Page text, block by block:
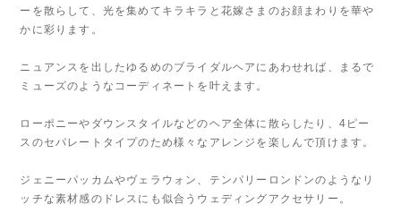
ーを散らして、光を集めてキラキラと花嫁さまのお顔まわりを華や
かに彩ります。
ニュアンスを出したゆるめのブライダルヘアにあわせれば、まるで
ミューズのようなコーディネートを叶えます。
ローポニーやダウンスタイルなどのヘア全体に散らしたり、4ピー
スのセパレートタイプのため様々なアレンジを楽しんで頂けます。
ジェニーパッカムやヴェラウォン、テンパリーロンドンのようなリ
ッチな素材感のドレスにも似合うウェディングアクセサリー。